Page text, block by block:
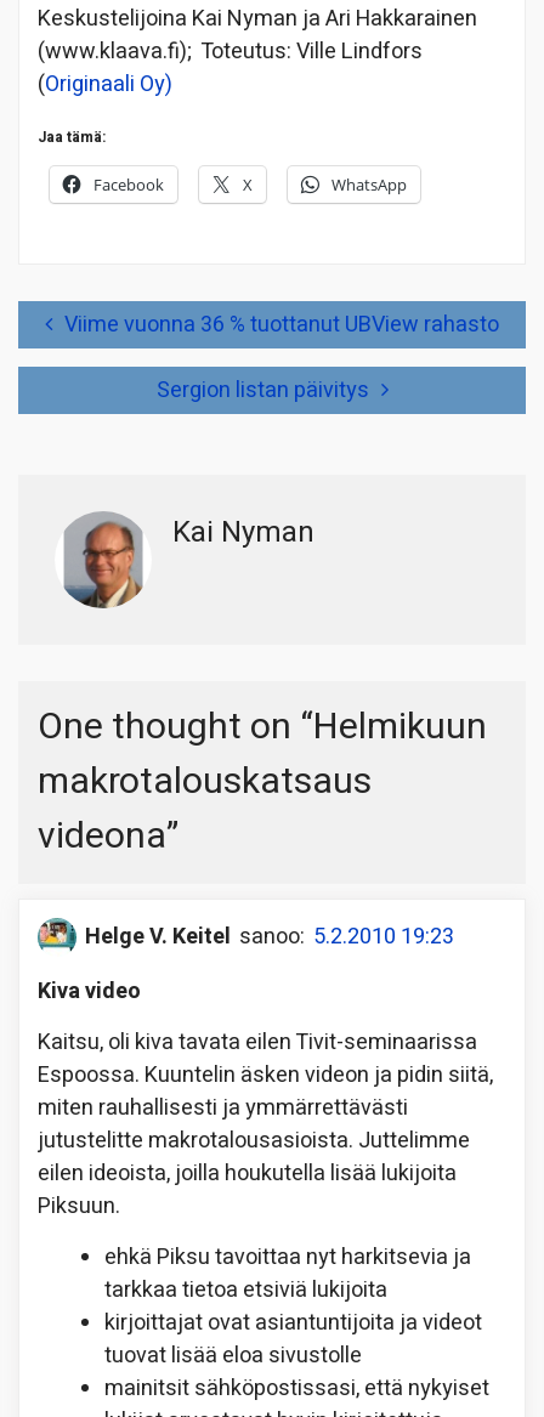
Keskustelijoina Kai Nyman ja Ari Hakkarainen
(www.klaava.fi); Toteutus: Ville Lindfors
(Originaali Oy)
Jaa tämä:
Facebook X WhatsApp
ArtikkelienViime vuonna 36 % tuottanut UBView rahasto
Sergion listan päivitys
Kai Nyman
One thought on “Helmikuun
makrotalouskatsaus
videona”
Helge V. Keitel sanoo: 5.2.2010 19:23
Kiva video
Kaitsu, oli kiva tavata eilen Tivit-seminaarissa
Espoossa. Kuuntelin äsken videon ja pidin siitä,
miten rauhallisesti ja ymmärrettävästi
jutustelitte makrotalousasioista. Juttelimme
eilen ideoista, joilla houkutella lisää lukijoita
Piksuun.
ehkä Piksu tavoittaa nyt harkitsevia ja
tarkkaa tietoa etsiviä lukijoita
kirjoittajat ovat asiantuntijoita ja videot
tuovat lisää eloa sivustolle
mainitsit sähköpostissasi, että nykyiset